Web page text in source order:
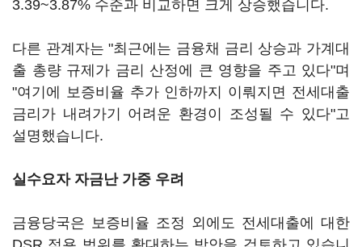
3.39~3.87% 수준과 비교하면 크게 상승했습니다.
다른 관계자는 "최근에는 금융채 금리 상승과 가계대
출 총량 규제가 금리 산정에 큰 영향을 주고 있다"며
"여기에 보증비율 추가 인하까지 이뤄지면 전세대출
금리가 내려가기 어려운 환경이 조성될 수 있다"고
설명했습니다.
실수요자 자금난 가중 우려
금융당국은 보증비율 조정 외에도 전세대출에 대한